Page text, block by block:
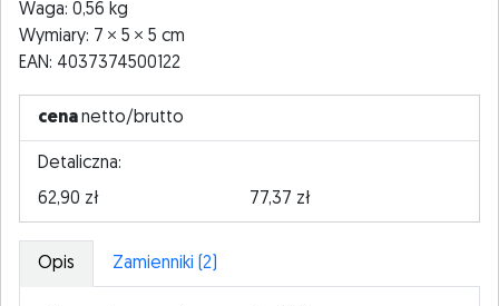
Waga: 0,56 kg
Wymiary: 7
5
5 cm
EAN: 4037374500122
cenanetto/brutto
Detaliczna:
62,90 zł
77,37 zł
Opis Zamienniki (2)